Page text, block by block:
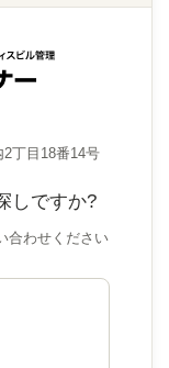
丁目18番14号
しですか?
合わせください